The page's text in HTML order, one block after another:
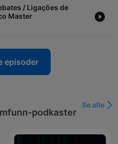
/ Ligações de
Master
episoder
podkaster
Se alle